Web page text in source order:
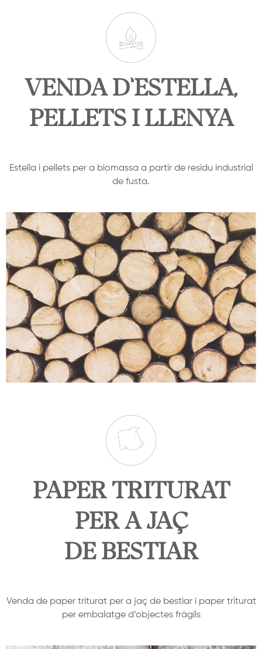
VENDA D’ESTELLA,
PELLETS I LLENYA
Estella i pellets per a biomassa a partir de residu industrial
de fusta.
PAPER TRITURAT
PER A JAÇ
DE BESTIAR
Venda de paper triturat per a jaç de bestiar i paper triturat
per embalatge d’objectes fràgils